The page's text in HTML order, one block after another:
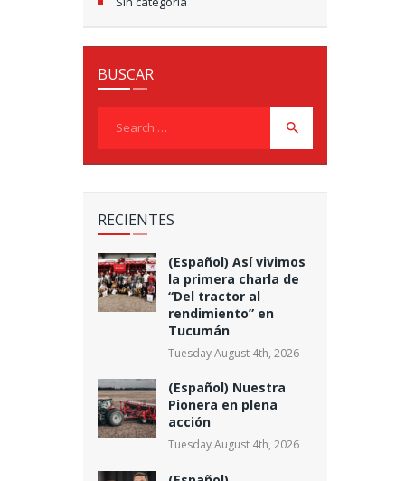
BUSCAR
RECIENTES
(Español) Así vivimos
la primera charla de
“Del tractor al
rendimiento” en
Tucumán
Tuesday August 4th, 2026
(Español) Nuestra
Pionera en plena
acción
Tuesday August 4th, 2026